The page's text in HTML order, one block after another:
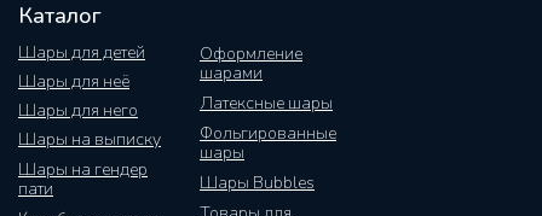
Каталог
Шары для детей
Шары для неё
Шары на выписку
Шары на гендер
пати
Оформление
шарами
Латексные шары
Фольгированные
шары
Шары Bubbles
Шары для него